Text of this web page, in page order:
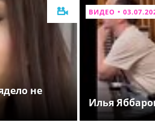
не
ВИДЕО •
Илья